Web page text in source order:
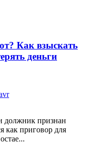
Как взыскать
деньги
должник признан
как приговор для